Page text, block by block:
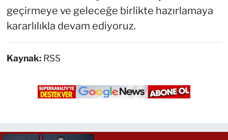
geçirmeye ve geleceğe birlikte hazırlamaya
kararlılıkla devam ediyoruz.
Kaynak: RSS